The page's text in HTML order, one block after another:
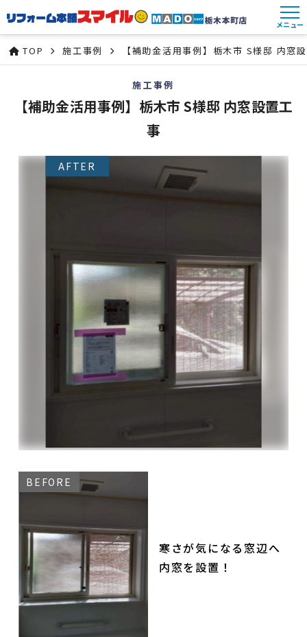
メニュー
TOP 施工事例 【補助金活用事例】栃木市 S様邸 内窓
施工事例
【補助金活用事例】栃木市 S様邸 内窓設置工
事
寒さが気になる窓辺へ
内窓を設置！